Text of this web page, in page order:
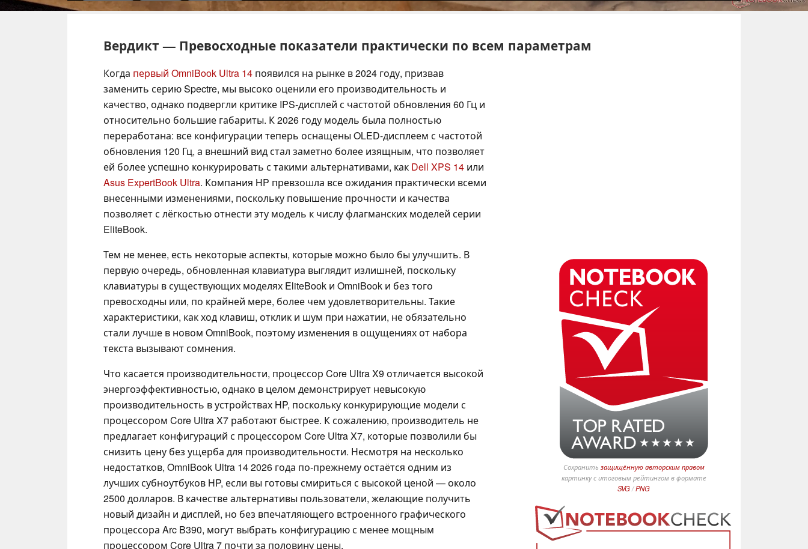
Вердикт — Превосходные показатели практически по всем параметрам
Когда первый OmniBook Ultra 14 появился на рынке в 2024 году, призвав
заменить серию Spectre, мы высоко оценили его производительность и
качество, однако подвергли критике IPS-дисплей с частотой обновления 60 Гц и
относительно большие габариты. К 2026 году модель была полностью
переработана: все конфигурации теперь оснащены OLED-дисплеем с частотой
обновления 120 Гц, а внешний вид стал заметно более изящным, что позволяет
ей более успешно конкурировать с такими альтернативами, как Dell XPS 14 или
Asus ExpertBook Ultra. Компания HP превзошла все ожидания практически всеми
внесенными изменениями, поскольку повышение прочности и качества
позволяет с лёгкостью отнести эту модель к числу флагманских моделей серии
EliteBook.
Сохранить защищённую авторским правом
картинку с итоговым рейтингом в формате
SVG/PNG
Тем не менее, есть некоторые аспекты, которые можно было бы улучшить. В
первую очередь, обновленная клавиатура выглядит излишней, поскольку
клавиатуры в существующих моделях EliteBook и OmniBook и без того
превосходны или, по крайней мере, более чем удовлетворительны. Такие
характеристики, как ход клавиш, отклик и шум при нажатии, не обязательно
стали лучше в новом OmniBook, поэтому изменения в ощущениях от набора
текста вызывают сомнения.
Что касается производительности, процессор Core Ultra X9 отличается высокой
энергоэффективностью, однако в целом демонстрирует невысокую
производительность в устройствах HP, поскольку конкурирующие модели с
процессором Core Ultra X7 работают быстрее. К сожалению, производитель не
предлагает конфигураций с процессором Core Ultra X7, которые позволили бы
снизить цену без ущерба для производительности. Несмотря на несколько
недостатков, OmniBook Ultra 14 2026 года по-прежнему остаётся одним из
лучших субноутбуков HP, если вы готовы смириться с высокой ценой — около
2500 долларов. В качестве альтернативы пользователи, желающие получить
новый дизайн и дисплей, но без впечатляющего встроенного графического
процессора Arc B390, могут выбрать конфигурацию с менее мощным
процессором Core Ultra 7 почти за половину цены.